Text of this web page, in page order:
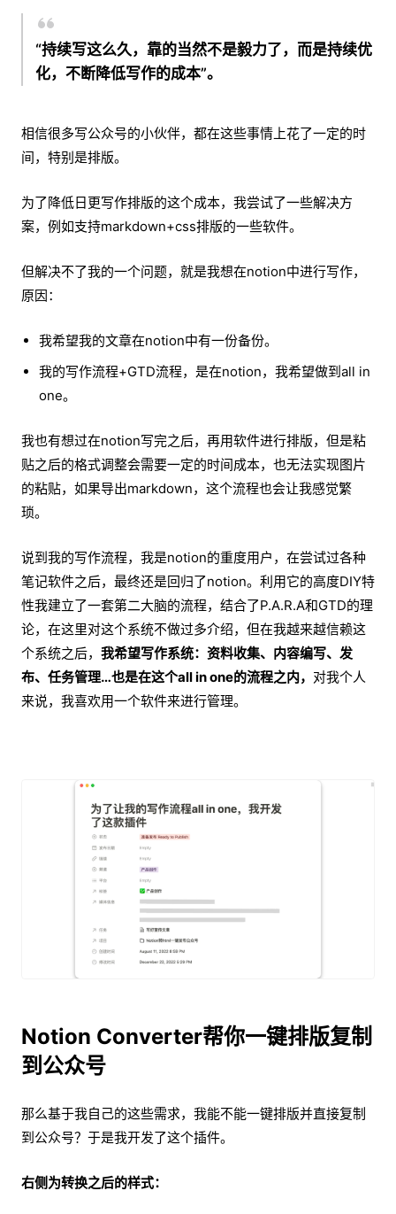
“持续写这么久，靠的当然不是毅力了，而是持续优
化，不断降低写作的成本”。
相信很多写公众号的小伙伴，都在这些事情上花了一定的时
间，特别是排版。
为了降低日更写作排版的这个成本，我尝试了一些解决方
案，例如支持markdown+css排版的一些软件。
但解决不了我的一个问题，就是我想在notion中进行写作，
原因：
我希望我的文章在notion中有一份备份。
我的写作流程+GTD流程，是在notion，我希望做到all in
one。
我也有想过在notion写完之后，再用软件进行排版，但是粘
贴之后的格式调整会需要一定的时间成本，也无法实现图片
的粘贴，如果导出markdown，这个流程也会让我感觉繁
琐。
说到我的写作流程，我是notion的重度用户，在尝试过各种
笔记软件之后，最终还是回归了notion。利用它的高度DIY特
性我建立了一套第二大脑的流程，结合了P.A.R.A和GTD的理
论，在这里对这个系统不做过多介绍，但在我越来越信赖这
个系统之后， 我希望写作系统：资料收集、内容编写、发
布、任务管理…也是在这个all in one的流程之内， 对我个人
来说，我喜欢用一个软件来进行管理。
Notion Converter帮你一键排版复制
到公众号
那么基于我自己的这些需求，我能不能一键排版并直接复制
到公众号？于是我开发了这个插件。
右侧为转换之后的样式：